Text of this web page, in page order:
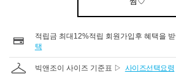
적립금 최대12%적립 회원가입후 혜택을
택
빅앤조이 사이즈 기준표 ▷ 사이즈선택요령